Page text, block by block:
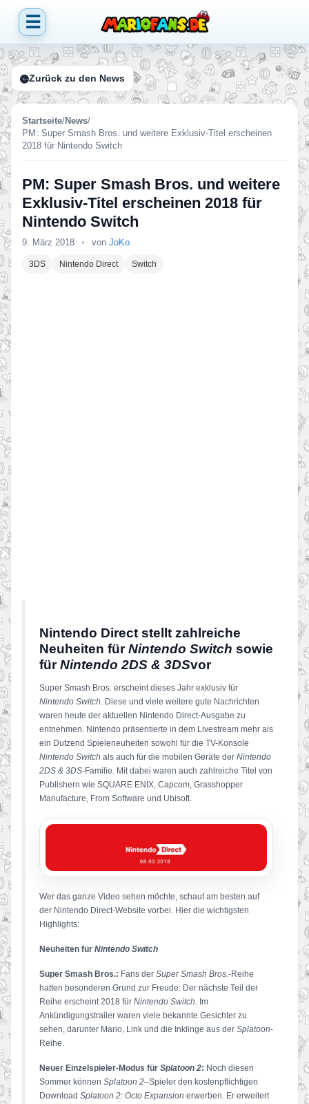
☰
Zurück zu den News
Startseite/News/
PM: Super Smash Bros. und weitere Exklusiv-Titel erscheinen
2018 für Nintendo Switch
PM: Super Smash Bros. und weitere
Exklusiv-Titel erscheinen 2018 für
Nintendo Switch
9. März 2018 • von JoKo
3DS Nintendo Direct Switch
Nintendo Direct stellt zahlreiche
Neuheiten fürNintendo Switch sowie
fürNintendo 2DS & 3DSvor
Super Smash Bros. erscheint dieses Jahr exklusiv für
Nintendo Switch. Diese und viele weitere gute Nachrichten
waren heute der aktuellen Nintendo Direct-Ausgabe zu
entnehmen. Nintendo präsentierte in dem Livestream mehr als
ein Dutzend Spieleneuheiten sowohl für die TV-Konsole
Nintendo Switch als auch für die mobilen Geräte der Nintendo
2DS & 3DS-Familie. Mit dabei waren auch zahlreiche Titel von
Publishern wie SQUARE ENIX, Capcom, Grasshopper
Manufacture, From Software und Ubisoft.
Wer das ganze Video sehen möchte, schaut am besten auf
der Nintendo Direct-Website vorbei. Hier die wichtigsten
Highlights:
Neuheiten für Nintendo Switch
Super Smash Bros.: Fans der Super Smash Bros.-Reihe
hatten besonderen Grund zur Freude: Der nächste Teil der
Reihe erscheint 2018 für Nintendo Switch. Im
Ankündigungstrailer waren viele bekannte Gesichter zu
sehen, darunter Mario, Link und die Inklinge aus der Splatoon-
Reihe.
Neuer Einzelspieler-Modus für Splatoon 2: Noch diesen
Sommer können Splatoon 2–Spieler den kostenpflichtigen
Download Splatoon 2: Octo Expansion erwerben. Er erweitert